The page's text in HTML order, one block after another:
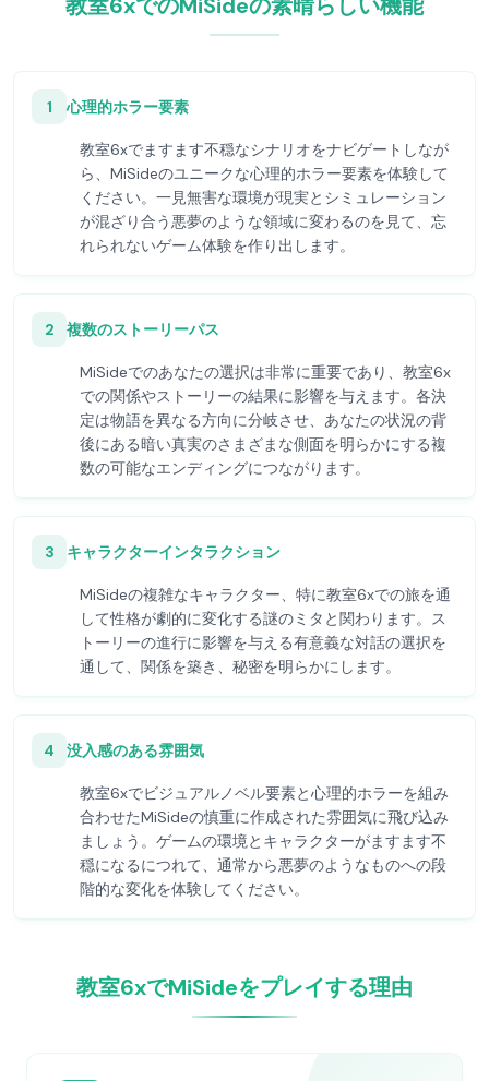
1 心理的ホラー要素
教室6xでますます不穏なシナリオをナビゲートしなが
ら、MiSideのユニークな心理的ホラー要素を体験して
ください。一見無害な環境が現実とシミュレーション
が混ざり合う悪夢のような領域に変わるのを見て、忘
れられないゲーム体験を作り出します。
2 複数のストーリーパス
MiSideでのあなたの選択は非常に重要であり、教室6x
での関係やストーリーの結果に影響を与えます。各決
定は物語を異なる方向に分岐させ、あなたの状況の背
後にある暗い真実のさまざまな側面を明らかにする複
数の可能なエンディングにつながります。
3 キャラクターインタラクション
MiSideの複雑なキャラクター、特に教室6xでの旅を通
して性格が劇的に変化する謎のミタと関わります。ス
トーリーの進行に影響を与える有意義な対話の選択を
通して、関係を築き、秘密を明らかにします。
4 没入感のある雰囲気
教室6xでビジュアルノベル要素と心理的ホラーを組み
合わせたMiSideの慎重に作成された雰囲気に飛び込み
ましょう。ゲームの環境とキャラクターがますます不
穏になるにつれて、通常から悪夢のようなものへの段
階的な変化を体験してください。
教室6xでMiSideをプレイする理由